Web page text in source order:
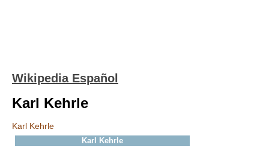
Wikipedia Español
Karl Kehrle
Karl Kehrle
Karl Kehrle